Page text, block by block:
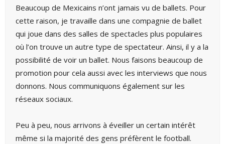
Beaucoup de Mexicains n’ont jamais vu de ballets. Pour
cette raison, je travaille dans une compagnie de ballet
qui joue dans des salles de spectacles plus populaires
où l’on trouve un autre type de spectateur. Ainsi, il y a la
possibilité de voir un ballet. Nous faisons beaucoup de
promotion pour cela aussi avec les interviews que nous
donnons. Nous communiquons également sur les
réseaux sociaux.
Peu à peu, nous arrivons à éveiller un certain intérêt
même si la majorité des gens préfèrent le football.